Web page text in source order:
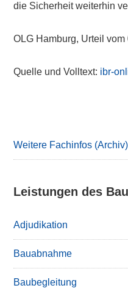
die Sicherheit weiterhin
OLG Hamburg, Urteil
Quelle und Volltext: ibr-
Weitere Fachinfos (Archiv)
Leistungen des
Adjudikation
Bauabnahme
Baubegleitung